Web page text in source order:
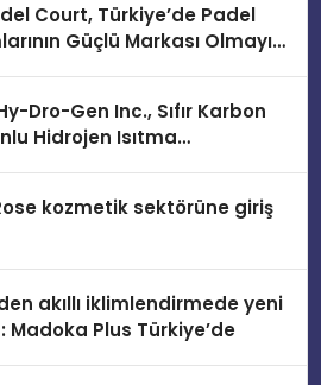
Court, Türkiye’de Padel
Güçlü Markası Olmayı
Dro-Gen Inc., Sıfır Karbon
Hidrojen Isıtma
kozmetik sektörüne giriş
akıllı iklimlendirmede yeni
Madoka Plus Türkiye’de